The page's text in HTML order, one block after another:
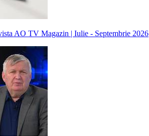
AO TV Magazin | Iulie - Septembrie 2026